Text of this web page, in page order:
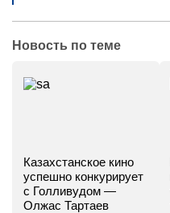
Новость по теме
Казахстанское кино
успешно конкурирует
с Голливудом —
Олжас Тартаев